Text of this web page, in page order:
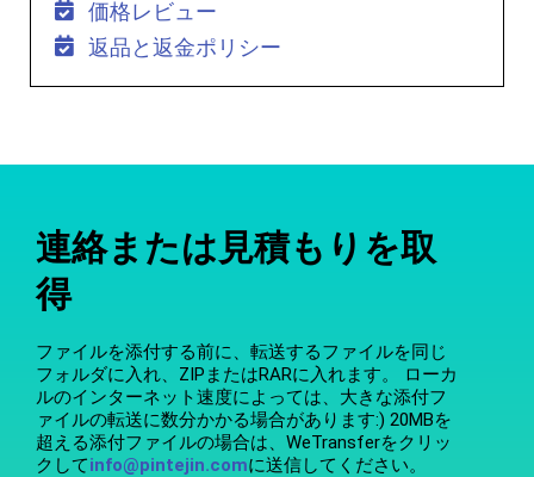
価格レビュー
返品と返金ポリシー
連絡または見積もりを取
得
ファイルを添付する前に、転送するファイルを同じ
フォルダに入れ、ZIPまたはRARに入れます。 ローカ
ルのインターネット速度によっては、大きな添付フ
ァイルの転送に数分かかる場合があります:) 20MBを
超える添付ファイルの場合は、WeTransferをクリッ
クしてinfo@pintejin.comに送信してください。